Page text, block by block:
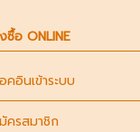
ซื้อ ONLINE
คอินเข้าระบบ
ครสมาชิก